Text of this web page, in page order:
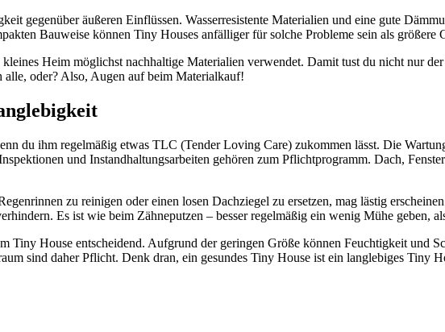
gegenüber äußeren Einflüssen. Wasserresistente Materialien und eine gute
Bauweise können Tiny Houses anfälliger für solche Probleme sein als größere
kleines Heim möglichst nachhaltige Materialien verwendet. Damit tust du nicht nur
oder? Also, Augen auf beim Materialkauf!
du ihm regelmäßig etwas TLC (Tender Loving Care) zukommen lässt. Die
und Instandhaltungsarbeiten gehören zum Pflichtprogramm. Dach,
zu reinigen oder einen losen Dachziegel zu ersetzen, mag lästig
Es ist wie beim Zähneputzen – besser regelmäßig ein wenig Mühe geben,
Tiny House entscheidend. Aufgrund der geringen Größe können Feuchtigkeit und
sind daher Pflicht. Denk dran, ein gesundes Tiny House ist ein langlebiges Tiny